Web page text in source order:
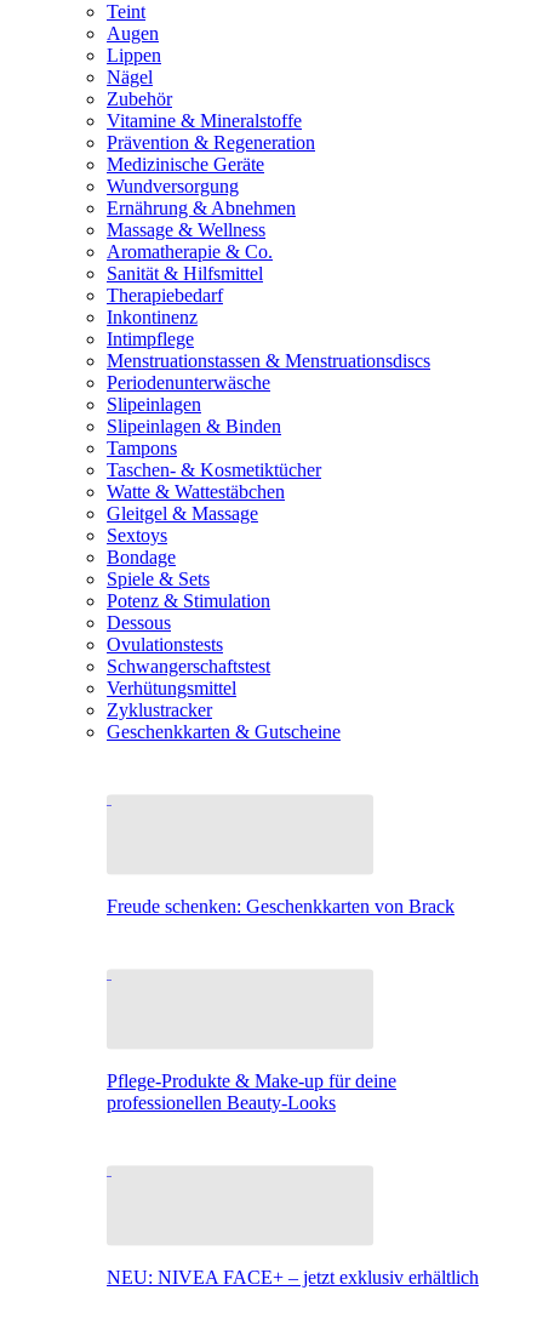
Teint
Augen
Lippen
Nägel
Zubehör
Vitamine & Mineralstoffe
Prävention & Regeneration
Medizinische Geräte
Wundversorgung
Ernährung & Abnehmen
Massage & Wellness
Aromatherapie & Co.
Sanität & Hilfsmittel
Therapiebedarf
Inkontinenz
Intimpflege
Menstruationstassen & Menstruationsdiscs
Periodenunterwäsche
Slipeinlagen
Slipeinlagen & Binden
Tampons
Taschen- & Kosmetiktücher
Watte & Wattestäbchen
Gleitgel & Massage
Sextoys
Bondage
Spiele & Sets
Potenz & Stimulation
Dessous
Ovulationstests
Schwangerschaftstest
Verhütungsmittel
Zyklustracker
Geschenkkarten & Gutscheine
Freude schenken: Geschenkkarten von Brack
Pflege-Produkte & Make-up für deine
professionellen Beauty-Looks
NEU: NIVEA FACE+ – jetzt exklusiv erhältlich